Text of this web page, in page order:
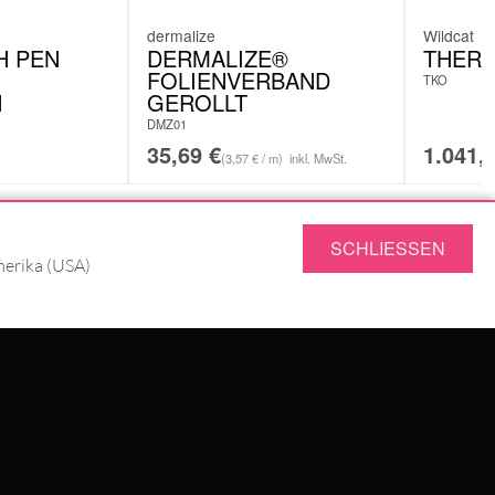
PEN
dermalize
DERMALIZE®
FOLIENVERBAND
GEROLLT
DMZ01
35,69 €(3,57 € / m) inkl. MwSt.
Wildcat
TKO
RÜCKSENDUNG
(USA)
SCHLIESSEN